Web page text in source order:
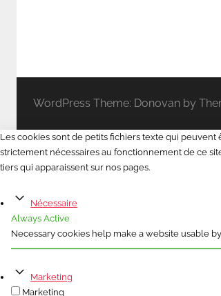
WordPress Theme: Donovan by
Les cookies sont de petits fichiers texte qui
strictement nécessaires au fonctionnement de ce
tiers qui apparaissent sur nos pages.
Nécessaire
Always Active
Necessary cookies help make a website usable
Marketing
Marketing